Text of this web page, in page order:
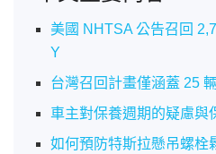
美國 NHTSA 公告召回
Y
台灣召回計畫僅涵蓋 25
車主對保養週期的疑慮與
如何預防特斯拉懸吊螺栓